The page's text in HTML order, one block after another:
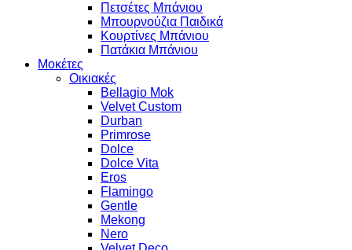
Πετσέτες Μπάνιου
Μπουρνούζια Παιδικά
Κουρτίνες Μπάνιου
Πατάκια Μπάνιου
Μοκέτες
Οικιακές
Bellagio Mok
Velvet Custom
Durban
Primrose
Dolce
Dolce Vita
Eros
Flamingo
Gentle
Mekong
Nero